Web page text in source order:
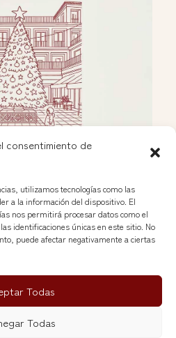
consentimiento de
utilizamos tecnologías como las
a la información del dispositivo. El
nos permitirá procesar datos como el
identificaciones únicas en este sitio. No
puede afectar negativamente a ciertas
Todas
Todas
las Nuevas Galerías